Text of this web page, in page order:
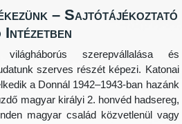
– Sajtótájékoztató
világháborús szerepvállalása és
szerves részét képezi. Katonai
a Donnál 1942–1943-ban hazánk
magyar királyi 2. honvéd hadsereg,
magyar család közvetlenül vagy